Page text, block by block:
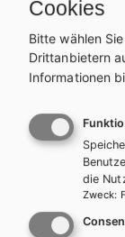
Modul 1: A 1.6
Modul 1: A 1.7
Modul 1: A
#clip 2: #2.2
Modul 2: A 2.1
Cookies
Bitte wählen
Drittanbietern
Informationen
die
Zweck: